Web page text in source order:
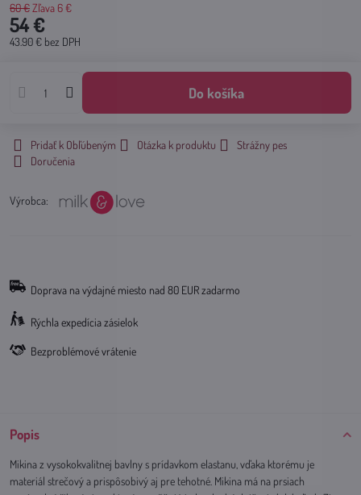
60 €Zľava 6 €
54 €
43.90 € bez DPH
Do košíka
Pridať k Obľúbeným Otázka k produktu
Strážny pes
Doručenia
Výrobca:
Doprava na výdajné miesto nad 80 EUR zadarmo
Rýchla expedícia zásielok
Bezproblémové vrátenie
Popis
Mikina z vysokokvalitnej bavlny s prídavkom elastanu, vďaka ktorému je
materiál strečový a prispôsobivý aj pre tehotné. Mikina má na prsiach